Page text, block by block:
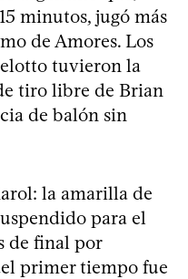
minutos, jugó más
de Amores. Los
tuvieron la
tiro libre de Brian
de balón sin
la amarilla de
para el
de final por
primer tiempo fue